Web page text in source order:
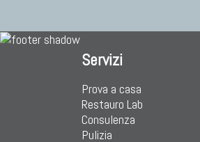
Servizi
Prova a casa
Restauro Lab
Consulenza
Pulizia